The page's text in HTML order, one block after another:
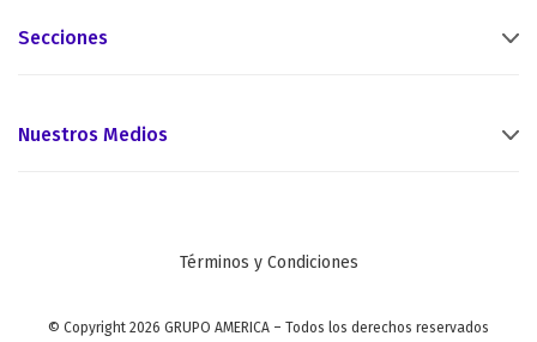
Secciones
Nuestros Medios
Términos y Condiciones
© Copyright 2026 GRUPO AMERICA – Todos los derechos reservados